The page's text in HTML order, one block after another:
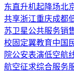
东直升机起降场北
共享浙江重庆成都
苏卫星公共服务销
校固定翼教育中国
院公安表演低空航
航空征求综合服务